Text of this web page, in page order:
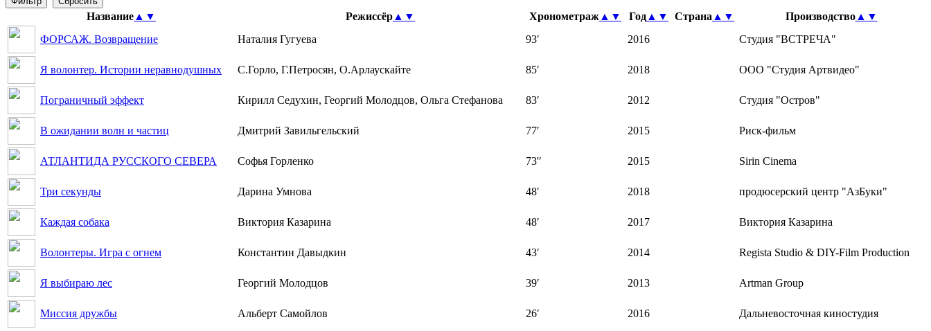
Название ▲ ▼ Режиссёр ▲ ▼ Хронометраж ▲ ▼ Год ▲ ▼ Страна ▲ ▼ Производство▲ ▼
ФОРСАЖ. Возвращение
Наталия Гугуева 93′ 2016 Студия "ВСТРЕЧА"
Я волонтер. Истории неравнодушных С.Горло, Г.Петросян, О.Арлаускайте 85′ 2018 ООО "Студия Артвидео"
Пограничный эффект Кирилл Седухин, Георгий Молодцов, Ольга Стефанова 83′ 2012 Студия "Остров"
В ожидании волн и частиц Дмитрий Завильгельский 77′ 2015 Риск-фильм
АТЛАНТИДА РУССКОГО СЕВЕРА Софья Горленко 73'′ 2015 Sirin Cinema
Три секунды Дарина Умнова 48′ 2018 продюсерский центр "АзБуки"
Каждая собака Виктория Казарина 48′ 2017 Виктория Казарина
Волонтеры. Игра с огнем Константин Давыдкин 43′ 2014 Regista Studio & DIY-Film Production
Я выбираю лес Георгий Молодцов 39′ 2013 Artman Group
Миссия дружбы Альберт Самойлов 26′ 2016 Дальневосточная киностудия